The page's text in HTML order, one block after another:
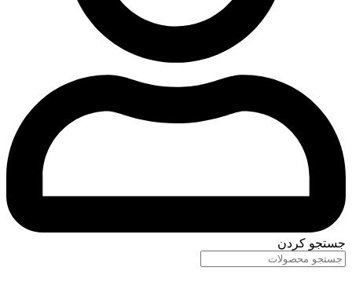
جستجو کردن